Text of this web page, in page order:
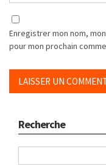
Enregistrer mon nom,
pour mon prochain
Recherche